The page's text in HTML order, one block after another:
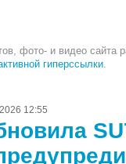
фото- и видео сайта
гиперссылки
12:55